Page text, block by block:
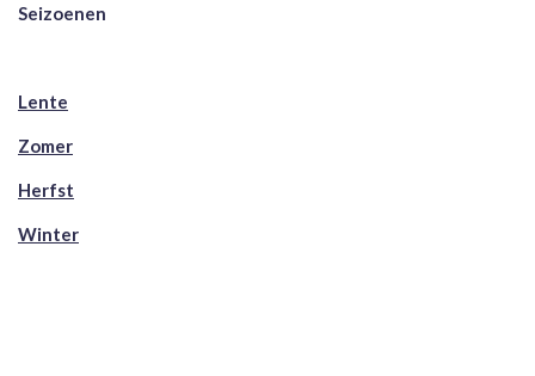
Seizoenen
Lente
Zomer
Herfst
Winter